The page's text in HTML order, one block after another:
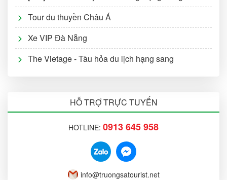
Tour du thuyền Châu Á
Xe VIP Đà Nẵng
The Vietage - Tàu hỏa du lịch hạng sang
HỖ TRỢ TRỰC TUYẾN
HOTLINE: 0913 645 958
info@truongsatourist.net